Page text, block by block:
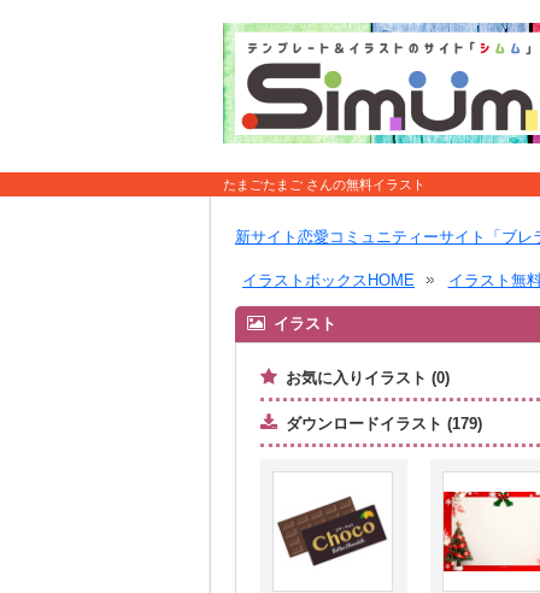
たまごたまご さんの無料イラスト
新サイト恋愛コミュニティーサイト「ブレ
イラストボックスHOME イラスト無
イラスト
お気に入りイラスト (0)
ダウンロードイラスト (179)